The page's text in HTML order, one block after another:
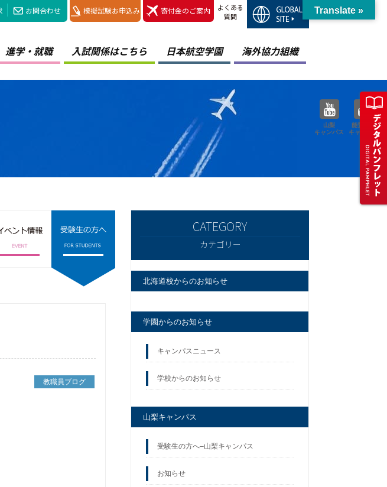
お問合わせ 模擬試験お申込み 寄付金のご案内
よくある
質問
進学・就職 入試関係はこちら 日本航空学園 海外協力組織
山梨
キャンパス
能登空港
キャンパス
教職員ブログ
カテゴリー
北海道校からのお知らせ
学園からのお知らせ
キャンパスニュース
学校からのお知らせ
山梨キャンパス
受験生の方へ–山梨キャンパス
お知らせ
Translate »